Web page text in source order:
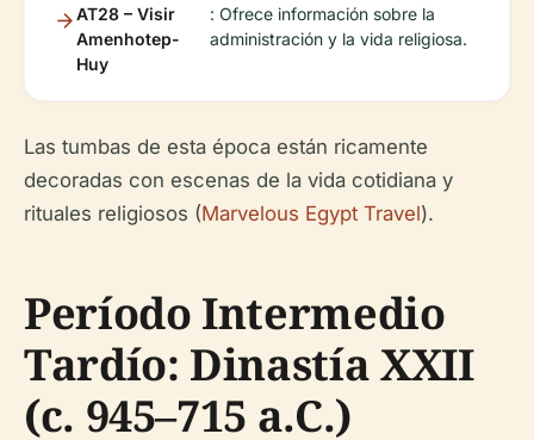
AT28 – Visir
Amenhotep-
Huy
: Ofrece información sobre la
administración y la vida religiosa.
Las tumbas de esta época están ricamente
decoradas con escenas de la vida cotidiana y
rituales religiosos (Marvelous Egypt Travel).
Período Intermedio
Tardío: Dinastía XXII
(c. 945–715 a.C.)